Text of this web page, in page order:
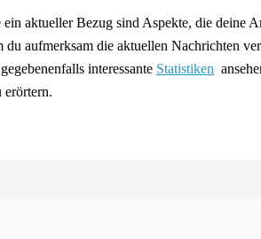
aktueller Bezug sind Aspekte, die deine
du aufmerksam die aktuellen Nachrichten
interessante Statistiken
erörtern.